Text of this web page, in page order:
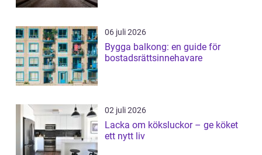
06 juli 2026
Bygga balkong: en guide för
bostadsrättsinnehavare
02 juli 2026
Lacka om köksluckor – ge köket
ett nytt liv